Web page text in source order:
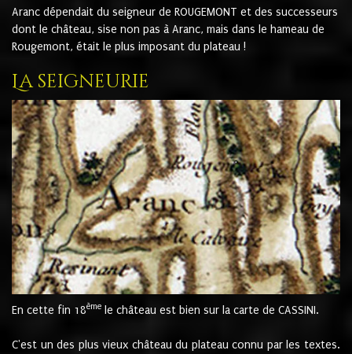
Aranc dépendait du seigneur de ROUGEMONT et des successeurs
dont le château, sise non pas à Aranc, mais dans le hameau de
Rougemont, était le plus imposant du plateau !
La seigneurie
En cette fin 18ème le château est bien sur la carte de CASSINI.
C'est un des plus vieux château du plateau connu par les textes.